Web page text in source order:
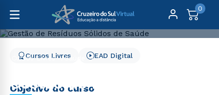
0
Cursos Livres
Saúde
Gestão de Resíduos
Cursos Livres EAD Digital
Objetivo do curso